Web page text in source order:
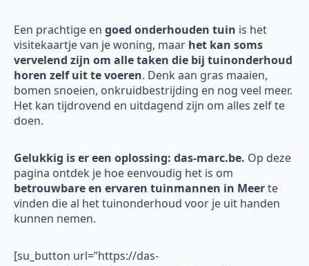
Een prachtige en goed onderhouden tuin is het
visitekaartje van je woning, maar het kan soms
vervelend zijn om alle taken die bij tuinonderhoud
horen zelf uit te voeren. Denk aan gras maaien,
bomen snoeien, onkruidbestrijding en nog veel meer.
Het kan tijdrovend en uitdagend zijn om alles zelf te
doen.
Gelukkig is er een oplossing: das-marc.be. Op deze
pagina ontdek je hoe eenvoudig het is om
betrouwbare en ervaren tuinmannen in Meerte
vinden die al het tuinonderhoud voor je uit handen
kunnen nemen.
[su_button url=”https://das-